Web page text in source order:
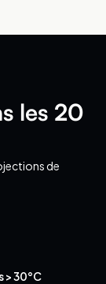
les 20
de
> 30°C